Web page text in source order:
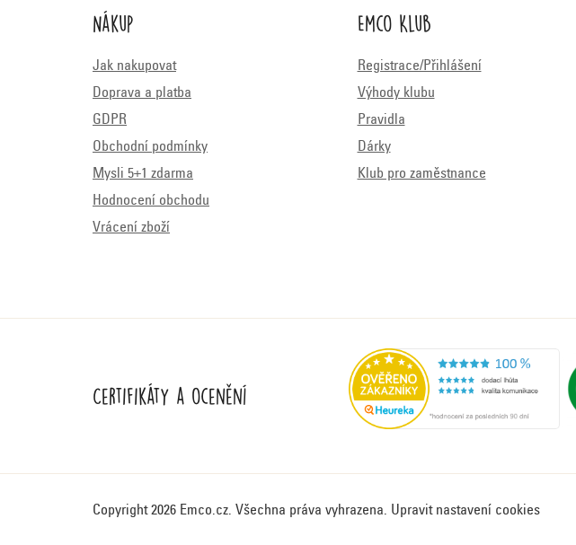
Nákup
Jak nakupovat
Doprava a platba
GDPR
Obchodní podmínky
Mysli 5+1 zdarma
Hodnocení obchodu
Vrácení zboží
Emco Klub
Registrace/Přihlášení
Výhody klubu
Pravidla
Dárky
Klub pro zaměstnance
Certifikáty a ocenění
Copyright 2026 Emco.cz. Všechna práva vyhrazena. Upravit nastavení cookies